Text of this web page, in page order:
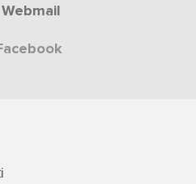
Webmail